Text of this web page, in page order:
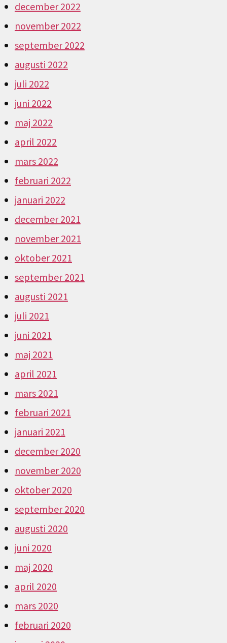
december 2022
november 2022
september 2022
augusti 2022
juli 2022
juni 2022
maj 2022
april 2022
mars 2022
februari 2022
januari 2022
december 2021
november 2021
oktober 2021
september 2021
augusti 2021
juli 2021
juni 2021
maj 2021
april 2021
mars 2021
februari 2021
januari 2021
december 2020
november 2020
oktober 2020
september 2020
augusti 2020
juni 2020
maj 2020
april 2020
mars 2020
februari 2020